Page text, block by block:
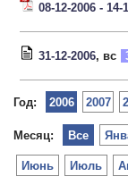
08-12-2006 - 14-
31-12-2006, вс
Год: 2006 2007
Месяц:
Июнь Июль
Все